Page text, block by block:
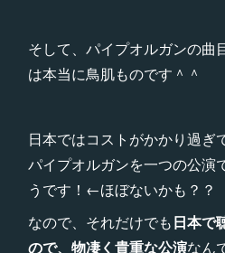
そして、パイプオルガンの曲
は本当に鳥肌ものです＾＾
日本ではコストがかかり過ぎ
パイプオルガンを一つの公演
うです！←ほぼないかも？？
なので、それだけでも日本で
ので、物凄く貴重な公演なん